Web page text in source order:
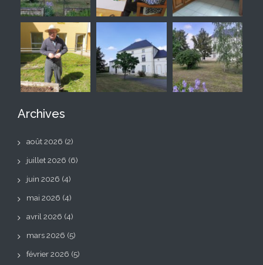
Archives
août 2026 (2)
juillet 2026 (6)
juin 2026 (4)
mai 2026 (4)
avril 2026 (4)
mars 2026 (5)
février 2026 (5)